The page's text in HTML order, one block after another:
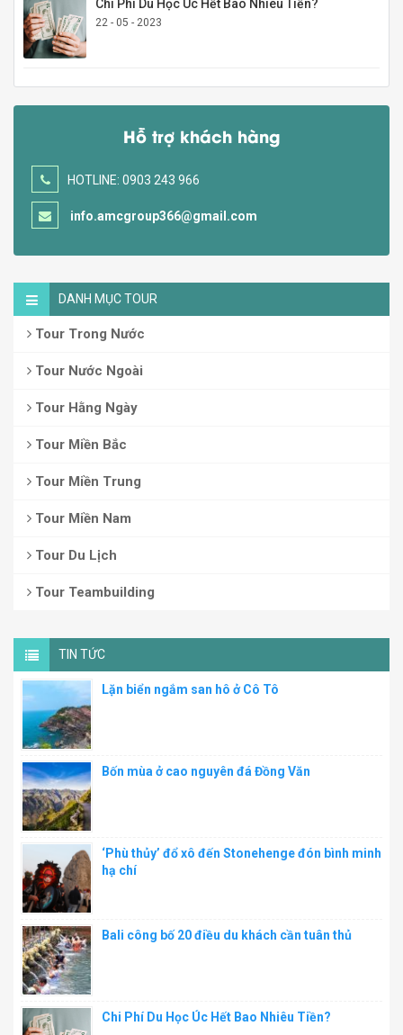
Chi Phí Du Học Úc Hết Bao Nhiêu Tiền?
22 - 05 - 2023
Hỗ trợ khách hàng
HOTLINE: 0903 243 966
info.amcgroup366@gmail.com
DANH MỤC TOUR
Tour Trong Nước
Tour Nước Ngoài
Tour Hằng Ngày
Tour Miền Bắc
Tour Miền Trung
Tour Miền Nam
Tour Du Lịch
Tour Teambuilding
TIN TỨC
Lặn biển ngắm san hô ở Cô Tô
Bốn mùa ở cao nguyên đá Đồng Văn
‘Phù thủy’ đổ xô đến Stonehenge đón bình minh
hạ chí
Bali công bố 20 điều du khách cần tuân thủ
Chi Phí Du Học Úc Hết Bao Nhiêu Tiền?